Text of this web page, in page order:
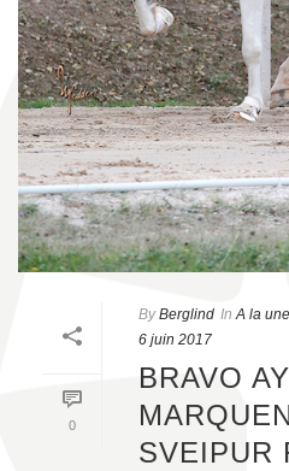
0
By Berglind In A la une
6 juin 2017
BRAVO
SVEIPUR